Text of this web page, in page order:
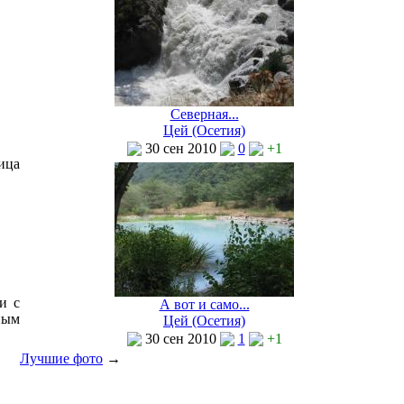
с
Северная...
Цей (Осетия)
30 сен 2010
0 +1
А вот и само...
Цей (Осетия)
30 сен 2010
1
+1
Лучшие фото →